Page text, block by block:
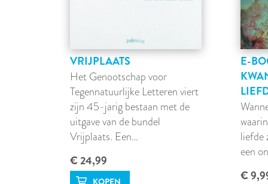
VRIJPLAATS
Het Genootschap voor
Tegennatuurlijke Letteren viert
zijn 45-jarig bestaan met de
uitgave van de bundel
Vrijplaats. Een…
€ 24,99
E-
liefde
een
€